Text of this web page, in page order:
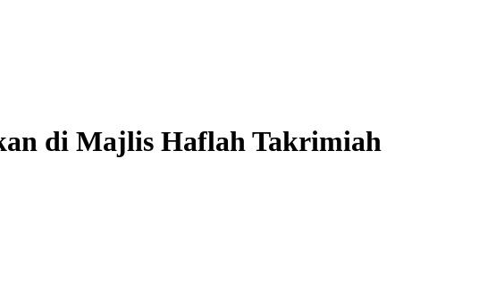
di Majlis Haflah Takrimiah